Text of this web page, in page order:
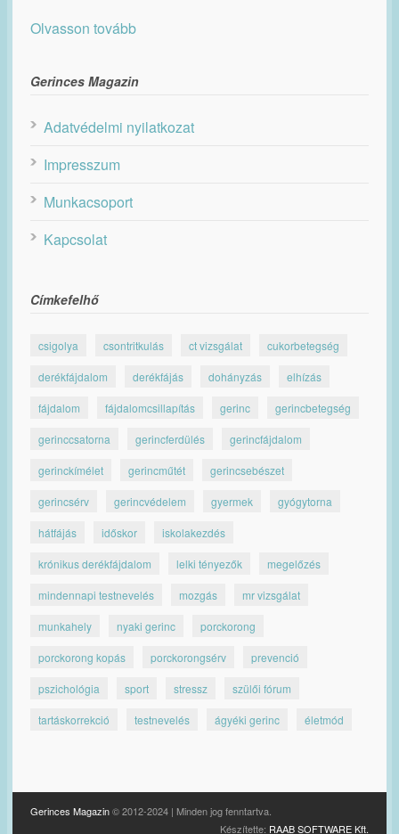
Olvasson tovább
Gerinces Magazin
Adatvédelmi nyilatkozat
Impresszum
Munkacsoport
Kapcsolat
Címkefelhő
csigolya csontritkulás ct vizsgálat cukorbetegség
derékfájdalom derékfájás dohányzás elhízás
fájdalom fájdalomcsillapítás gerinc gerincbetegség
gerinccsatorna gerincferdülés gerincfájdalom
gerinckímélet gerincműtét gerincsebészet
gerincsérv gerincvédelem gyermek gyógytorna
hátfájás időskor iskolakezdés
krónikus derékfájdalom lelki tényezők megelőzés
mindennapi testnevelés mozgás mr vizsgálat
munkahely nyaki gerinc porckorong
porckorong kopás porckorongsérv prevenció
pszichológia sport stressz szülői fórum
tartáskorrekció testnevelés ágyéki gerinc életmód
Gerinces Magazin© 2012-2024 | Minden jog fenntartva.
Készítette: RAAB SOFTWARE Kft.